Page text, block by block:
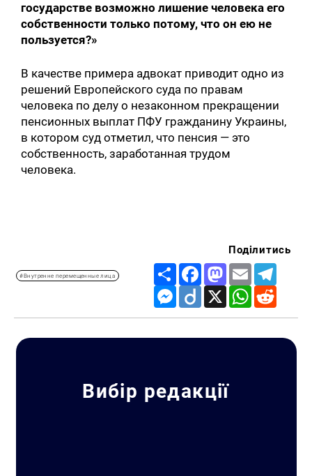
государстве возможно лишение человека его
собственности только потому, что он ею не
пользуется?»
В качестве примера адвокат приводит одно из
решений Европейского суда по правам
человека по делу о незаконном прекращении
пенсионных выплат ПФУ гражданину Украины,
в котором суд отметил, что пенсия — это
собственность, заработанная трудом
человека.
#Внутренне перемещенные лица
Поділитись
Share FacebookMastodon
Email
Messenger
Diigo X WhatsApp
Вибір редакції